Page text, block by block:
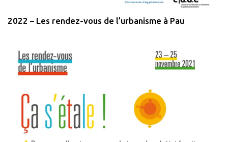
2022 – Les rendez-vous de l’urbanisme à Pau